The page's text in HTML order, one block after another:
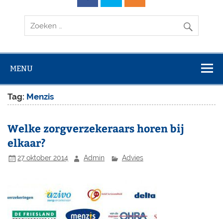
MENU
Tag: Menzis
Welke zorgverzekeraars horen bij
elkaar?
27 oktober 2014 Admin Advies